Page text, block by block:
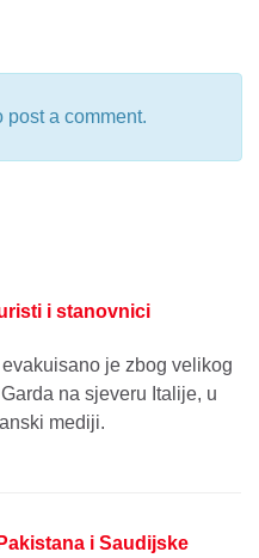
post a comment.
i stanovnici
je zbog velikog
na sjeveru Italije, u
mediji.
i Saudijske